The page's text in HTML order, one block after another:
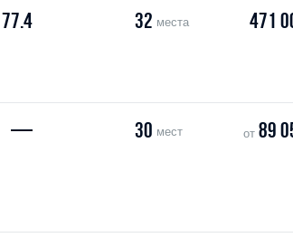
77.4 32 места 471
— 30 мест от 89